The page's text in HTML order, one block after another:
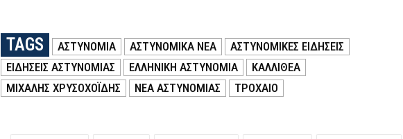
TAGS ΑΣΤΥΝΟΜΙΑ ΑΣΤΥΝΟΜΙΚΑ ΝΕΑ
ΑΣΤΥΝΟΜΙΚΕΣ ΕΙΔΗΣΕΙΣ
ΕΙΔΗΣΕΙΣ ΑΣΤΥΝΟΜΙΑΣ
ΕΛΛΗΝΙΚΗ ΑΣΤΥΝΟΜΙΑ
ΚΑΛΛΙΘΕΑ
ΜΙΧΑΛΗΣ ΧΡΥΣΟΧΟΪΔΗΣ
ΝΕΑ ΑΣΤΥΝΟΜΙΑΣ ΤΡΟΧΑΙΟ